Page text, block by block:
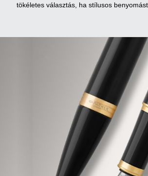
tökéletes választás, ha stílusos